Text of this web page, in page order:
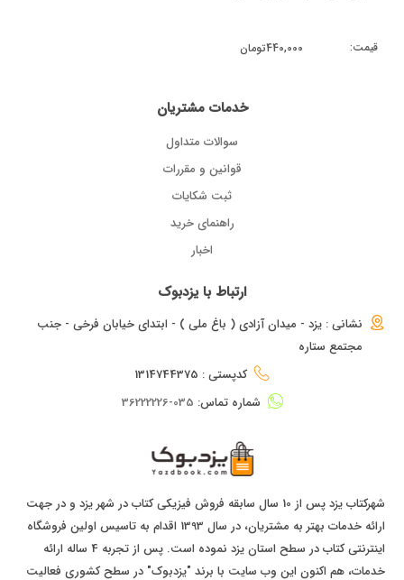
قیمت: 440,000تومان
خدمات مشتریان
سوالات متداول
قوانین و مقررات
ثبت شکایات
راهنمای خرید
اخبار
ارتباط با یزدبوک
نشانی : یزد - میدان آزادی ( باغ ملی ) - ابتدای خیابان فرخی - جنب
مجتمع ستاره
کدپستی : 1314744375
شماره تماس: 035-36222226
شهرکتاب یزد پس از 10 سال سابقه فروش فیزیکی کتاب در شهر یزد و در جهت
ارائه خدمات بهتر به مشتریان، در سال 1393 اقدام به تاسیس اولین فروشگاه
اینترنتی کتاب در سطح استان یزد نموده است. پس از تجربه 4 ساله ارائه
خدمات، هم اکنون این وب سایت با برند "یزدبوک" در سطح کشوری فعالیت